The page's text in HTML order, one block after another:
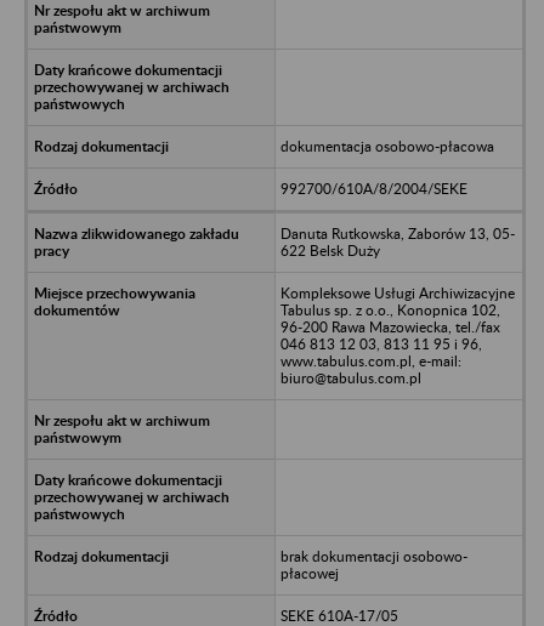
dokumentacja osobowo-płacowa
992700/610A/8/2004/SEKE
Danuta Rutkowska, Zaborów 13, 05-
622 Belsk Duży
Kompleksowe Usługi Archiwizacyjne
Tabulus sp. z o.o., Konopnica 102,
96-200 Rawa Mazowiecka, tel./fax
046 813 12 03, 813 11 95 i 96,
www.tabulus.com.pl, e-mail:
biuro@tabulus.com.pl
brak dokumentacji osobowo-
płacowej
SEKE 610A-17/05